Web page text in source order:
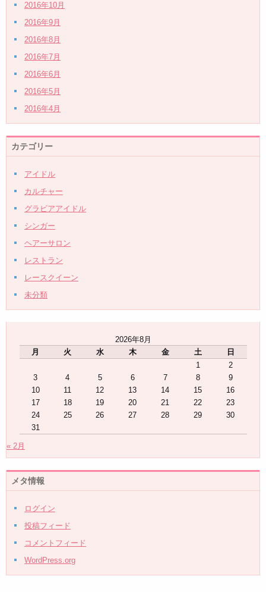
2016年10月
2016年9月
2016年8月
2016年7月
2016年6月
2016年5月
2016年4月
カテゴリー
アイドル
カルチャー
グラビアアイドル
シンガー
ヘアーサロン
レストラン
レースクイーン
未分類
2026年8月
月
火 水 木 金 土
日
1
2
3
4 5 6 7 8
9
10
11 12 13 14 15
16
17
18 19 20 21 22
23
24
25 26 27 28 29
30
31
« 2月
メタ情報
ログイン
投稿フィード
コメントフィード
WordPress.org